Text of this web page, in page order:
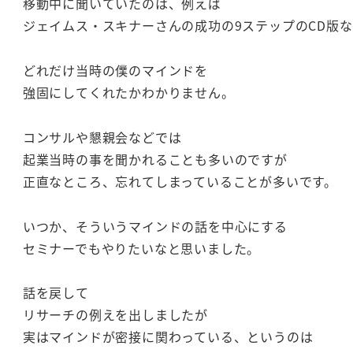
ジェイムス・スキナーさんの成功の9ステップのCD版な
どれだけ当時の僕のマインドを
強固にしてくれたかわかりません。
コンサルや懇親会などでは
起業当時の事を聞かれることも多いのですが
正直なところ、忘れてしまっていることが多いです。
いつか、そういうマインドの話を中心にする
セミナーでもやりたいなと思いました。
話を戻して
リサーチの例えを出しましたが
実はマインドが密接に関わっている、というのは